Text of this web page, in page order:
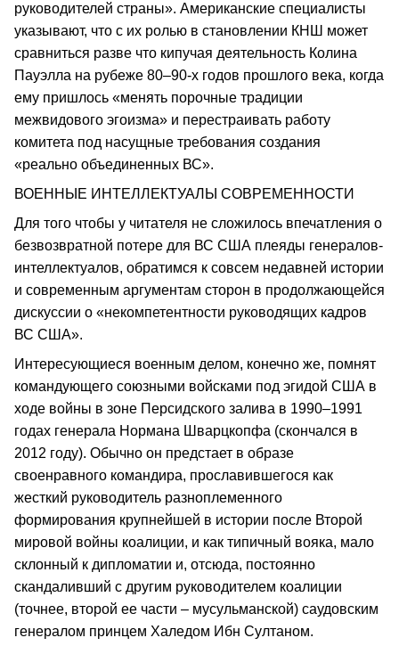
руководителей страны». Американские специалисты
указывают, что с их ролью в становлении КНШ может
сравниться разве что кипучая деятельность Колина
Пауэлла на рубеже 80–90-х годов прошлого века, когда
ему пришлось «менять порочные традиции
межвидового эгоизма» и перестраивать работу
комитета под насущные требования создания
«реально объединенных ВС».
ВОЕННЫЕ ИНТЕЛЛЕКТУАЛЫ СОВРЕМЕННОСТИ
Для того чтобы у читателя не сложилось впечатления о
безвозвратной потере для ВС США плеяды генералов-
интеллектуалов, обратимся к совсем недавней истории
и современным аргументам сторон в продолжающейся
дискуссии о «некомпетентности руководящих кадров
ВС США».
Интересующиеся военным делом, конечно же, помнят
командующего союзными войсками под эгидой США в
ходе войны в зоне Персидского залива в 1990–1991
годах генерала Нормана Шварцкопфа (скончался в
2012 году). Обычно он предстает в образе
своенравного командира, прославившегося как
жесткий руководитель разноплеменного
формирования крупнейшей в истории после Второй
мировой войны коалиции, и как типичный вояка, мало
склонный к дипломатии и, отсюда, постоянно
скандаливший с другим руководителем коалиции
(точнее, второй ее части – мусульманской) саудовским
генералом принцем Халедом Ибн Султаном.